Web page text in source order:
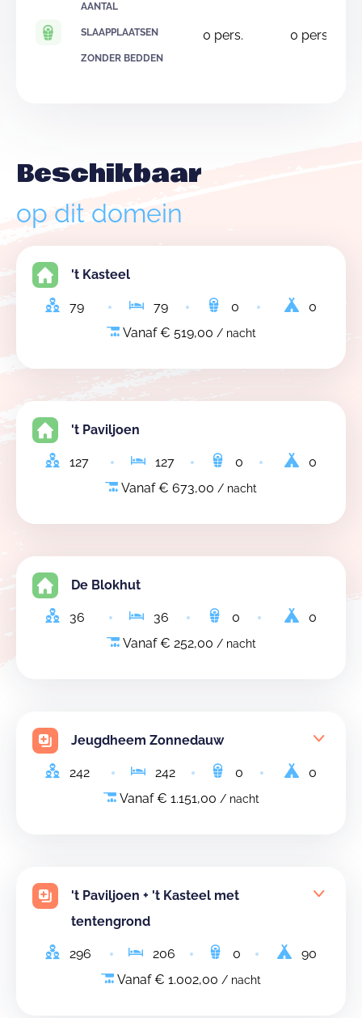
AANTAL
SLAAPPLAATSEN
ZONDER BEDDEN
0 pers. 0 pers.
Beschikbaar
op dit domein
't Kasteel
79 79 0
0
Vanaf € 519,00 / nacht
't Paviljoen
127 127 0
0
Vanaf € 673,00 / nacht
De Blokhut
36 36 0
0
Vanaf € 252,00 / nacht
Jeugdheem Zonnedauw
242 242 0
0
Vanaf € 1.151,00 / nacht
't Paviljoen + 't Kasteel met
tentengrond
296 206 0
90
Vanaf € 1.002,00 / nacht